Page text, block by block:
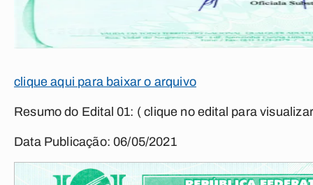
clique aqui para baixar o arquivo
Resumo do Edital 01: ( clique no edital para
Data Publicação: 06/05/2021